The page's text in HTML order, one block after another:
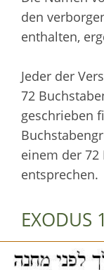
den
enthalten,
Jeder der
72
geschrieben
einem der 72
entsprechen.
EXODUS